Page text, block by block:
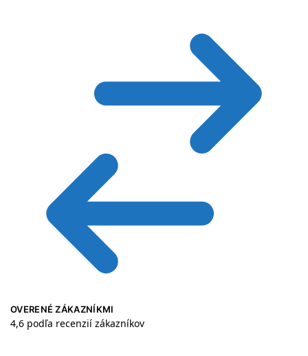
OVERENÉ ZÁKAZNÍKMI
4,6 podľa recenzií zákazníkov